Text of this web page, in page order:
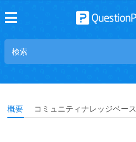
概要 コミュニティナレッジベース